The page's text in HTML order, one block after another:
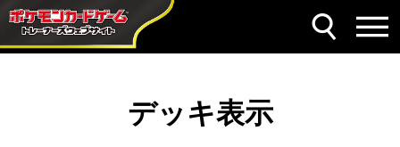
デッキ表示